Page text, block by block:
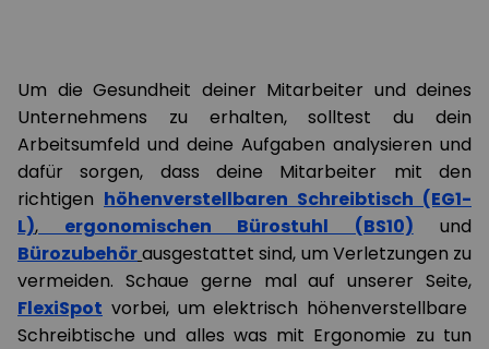
Um die Gesundheit deiner Mitarbeiter und deines
Unternehmens zu erhalten, solltest du dein
Arbeitsumfeld und deine Aufgaben analysieren und
dafür sorgen, dass deine Mitarbeiter mit den
richtigen höhenverstellbaren Schreibtisch (EG1-
L), ergonomischen Bürostuhl (BS10) und
Bürozubehörausgestattet sind, um Verletzungen zu
vermeiden. Schaue gerne mal auf unserer Seite,
FlexiSpot vorbei, um elektrisch höhenverstellbare
Schreibtische und alles was mit Ergonomie zu tun